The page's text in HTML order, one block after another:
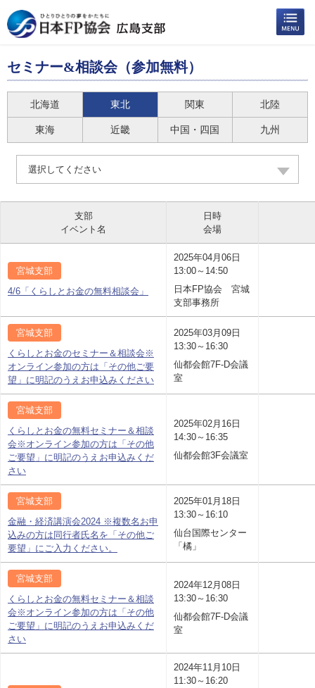
セミナー&相談会（参加無料）
北海道 東北 関東 北陸
東海 近畿 中国・四国 九州
選択してください
支部
イベント名
日時
会場
宮城支部
4/6「くらしとお金の無料相談会」
2025年04月06日
13:00～14:50
日本FP協会 宮城
支部事務所
宮城支部
くらしとお金のセミナー＆相談会※
オンライン参加の方は「その他ご要
望」に明記のうえお申込みください
2025年03月09日
13:30～16:30
仙都会館7F-D会議
室
宮城支部
くらしとお金の無料セミナー＆相談
会※オンライン参加の方は「その他
ご要望」に明記のうえお申込みくだ
さい
2025年02月16日
14:30～16:35
仙都会館3F会議室
宮城支部
金融・経済講演会2024 ※複数名お申
込みの方は同行者氏名を「その他ご
要望」にご入力ください。
2025年01月18日
13:30～16:10
仙台国際センター
「橘」
宮城支部
くらしとお金の無料セミナー＆相談
会※オンライン参加の方は「その他
ご要望」に明記のうえお申込みくだ
さい
2024年12月08日
13:30～16:30
仙都会館7F-D会議
室
2024年11月10日
11:30～16:20